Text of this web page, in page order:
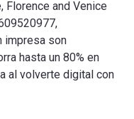
Florence and Venice
impresa son
hasta un 80% en
al volverte digital con